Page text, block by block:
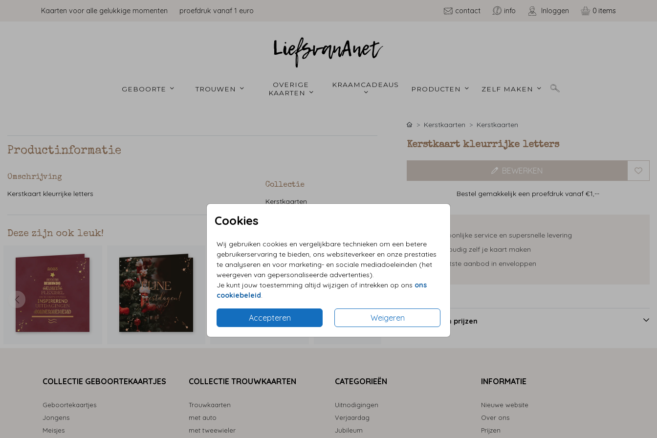
Kaarten voor alle gelukkige momenten proefdruk vanaf 1 euro contact info Inloggen 0
GEBOORTE TROUWEN
OVERIGE
KAARTEN
PRODUCTEN ZELF MAKEN
Cookies
Wij gebruiken cookies en vergelijkbare technieken om een betere
gebruikerservaring te bieden, ons websiteverkeer en onze prestaties
te analyseren en voor marketing- en sociale mediadoeleinden (het
weergeven van gepersonaliseerde advertenties).
Je kunt jouw toestemming altijd wijzigen of intrekken op ons ons
cookiebeleid.
Accepteren Weigeren
Productinformatie
Omschrijving
Kerstkaart kleurrijke letters
Collectie
Kerstkaarten
Deze zijn ook leuk!
Kerstkaarten Kerstkaarten
Kerstkaart kleurrijke letters
BEWERKEN
Bestel gemakkelijk een proefdruk vanaf €1,--
Persoonlijke service en supersnelle levering
Eenvoudig zelf je kaart maken
Grootste aanbod in enveloppen
Formaten en prijzen
COLLECTIE GEBOORTEKAARTJES
Geboortekaartjes
Jongens
Meisjes
COLLECTIE TROUWKAARTEN
Trouwkaarten
met auto
met tweewieler
CATEGORIEËN
Uitnodigingen
Verjaardag
Jubileum
INFORMATIE
Nieuwe website
Over ons
Prijzen